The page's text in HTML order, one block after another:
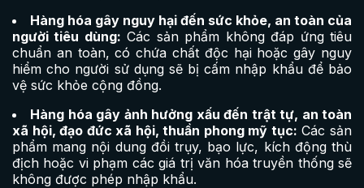
Hàng hóa gây nguy hại đến sức khỏe, an toàn của
người tiêu dùng: Các sản phẩm không đáp ứng tiêu
chuẩn an toàn, có chứa chất độc hại hoặc gây nguy
hiểm cho người sử dụng sẽ bị cấm nhập khẩu để bảo
vệ sức khỏe cộng đồng.
Hàng hóa gây ảnh hưởng xấu đến trật tự, an toàn
xã hội, đạo đức xã hội, thuần phong mỹ tục: Các sản
phẩm mang nội dung đồi trụy, bạo lực, kích động thù
địch hoặc vi phạm các giá trị văn hóa truyền thống sẽ
không được phép nhập khẩu.